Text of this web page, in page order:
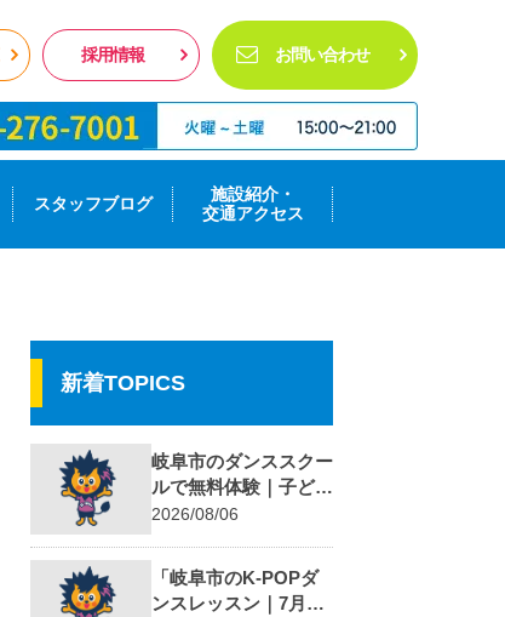
採用情報 お問い合わせ
スタッフブログ
施設紹介・
交通アクセス
新着TOPICS
岐阜市のダンススクー
ルで無料体験｜子ど
も・初心者歓迎の
2026/08/06
「岐阜市のK-POPダ
ンスレッスン｜7月は